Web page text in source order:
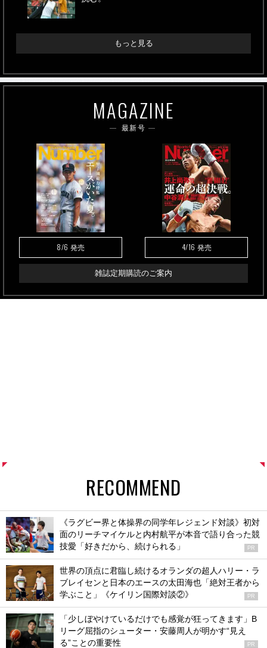
もっと見る
MAGAZINE
最新号
8/6 発売 4/16 発売
雑誌定期購読のご案内
RECOMMEND
《ラグビー界と体操界の同学年レジェンド対談》初対
面のリーチマイケルと内村航平が本音で語り合った競
技愛「好きだから、続けられる」
PR
世界の頂点に君臨し続けるオランダの超人ハリー・ラ
ブレイセンと日本のエースの太田海也「絶対王者から
学ぶこと」《ケイリン国際対談②》
PR
「少しぼやけているだけでも感覚が狂ってきます」B
リーグ屈指のシューター・安藤周人が明かす“見え
る”ことの重要性
PR